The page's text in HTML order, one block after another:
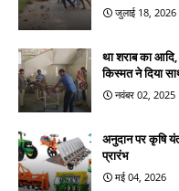
जुलाई 18, 2026
था शराब का आदि,
किस्मत ने दिया
नवंबर 02, 2025
अनुदान पर कृषि
प्रारंभ
मई 04, 2026